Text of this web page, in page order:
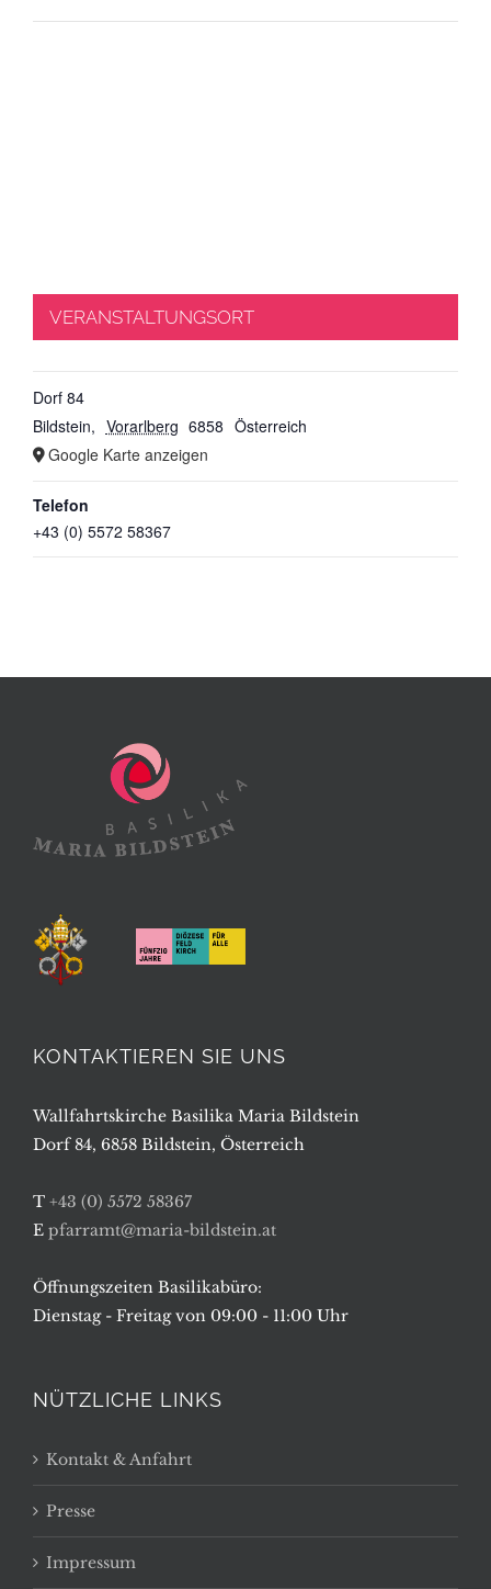
VERANSTALTUNGSORT
Dorf 84
Bildstein, Vorarlberg 6858 Österreich
Google Karte anzeigen
Telefon
+43 (0) 5572 58367
KONTAKTIEREN SIE UNS
Wallfahrtskirche Basilika Maria Bildstein
Dorf 84, 6858 Bildstein, Österreich
T +43 (0) 5572 58367
E pfarramt@maria-bildstein.at
Öffnungszeiten Basilikabüro:
Dienstag - Freitag von 09:00 - 11:00 Uhr
NÜTZLICHE LINKS
Kontakt & Anfahrt
Presse
Impressum